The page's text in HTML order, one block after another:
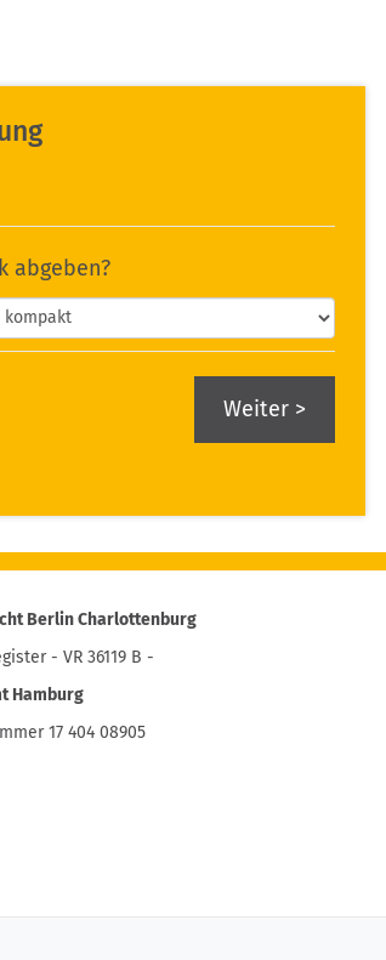
abgeben?
>
Berlin Charlottenburg
- VR 36119 B -
Hamburg
17 404 08905